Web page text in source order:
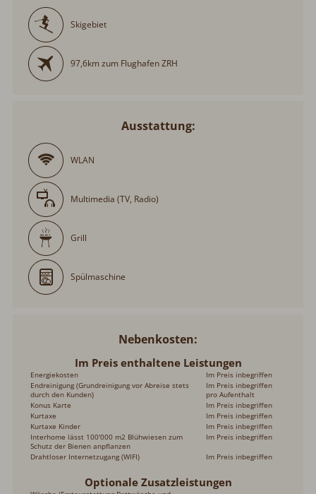
Skigebiet
97,6km zum Flughafen ZRH
Ausstattung:
WLAN
Multimedia (TV, Radio)
Grill
Spülmaschine
Nebenkosten
Im Preis enthaltene Leistungen
Energiekosten
Im Preis inbegriffen
Endreinigung (Grundreinigung vor Abreise stets
durch den Kunden)
Im Preis inbegriffen
pro Aufenthalt
Konus Karte
Im Preis inbegriffen
Kurtaxe
Im Preis inbegriffen
Kurtaxe Kinder
Im Preis inbegriffen
Interhome lässt 100'000 m2 Blühwiesen zum
Schutz der Bienen anpflanzen
Im Preis inbegriffen
Drahtloser Internetzugang (WIFI)
Im Preis inbegriffen
Optionale Zusatzleistungen